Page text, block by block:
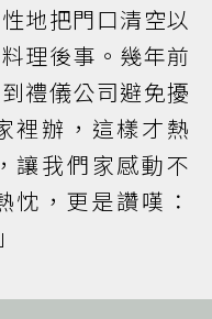
地把門口清空以
理後事。幾年前
禮儀公司避免擾
裡辦，這樣才熱
讓我們家感動不
忱，更是讚嘆：